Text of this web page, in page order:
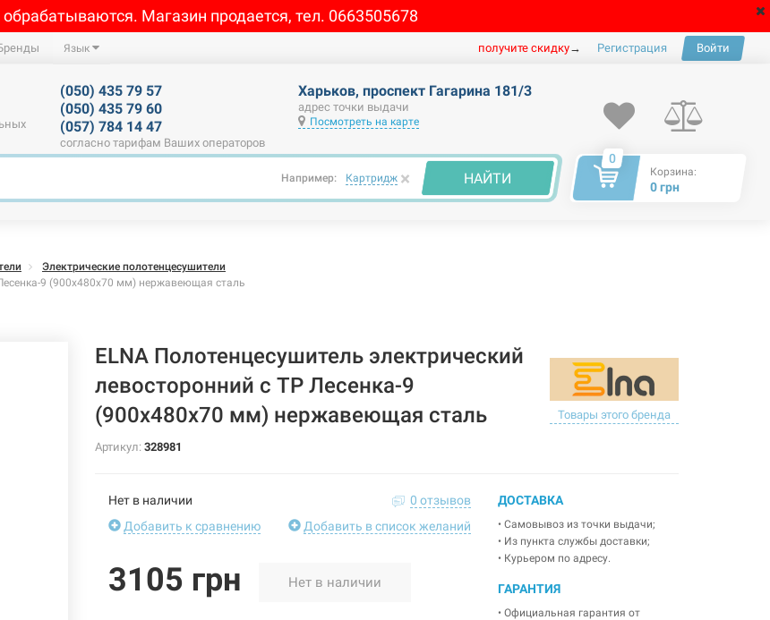
Магазин продается, тел. 0663505678
Язык получите скидку→ Регистрация Войти
(050) 435 79 57
(050) 435 79 60
(057) 784 14 47
согласно тарифам Ваших операторов
Харьков, проспект Гагарина 181/3
адрес точки выдачи
Посмотреть на карте
Например: Картридж × НАЙТИ
0
Корзина:
0 грн
Электрические полотенцесушители
9 (900х480х70 мм) нержавеющая сталь
ELNA Полотенцесушитель электрический
левосторонний с ТР Лесенка-9
(900х480х70 мм) нержавеющая сталь
Товары этого бренда
Артикул: 328981
Нет в наличии
0 отзывов
Добавить к сравнению
Добавить в список желаний
3105 грн Нет в наличии
ДОСТАВКА
• Самовывоз из точки выдачи;
• Из пункта службы доставки;
• Курьером по адресу.
ГАРАНТИЯ
• Официальная гарантия от